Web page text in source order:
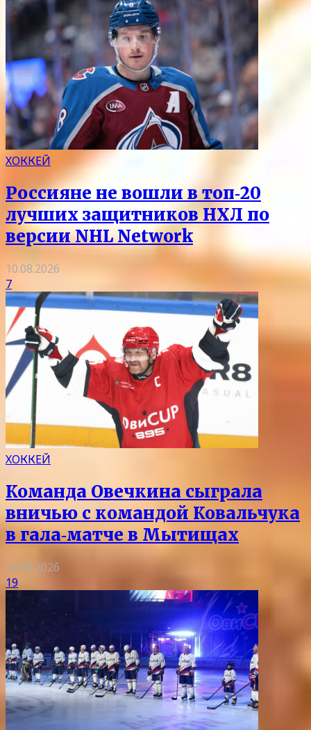
ХОККЕЙ
Россияне не вошли в топ‑20
лучших защитников НХЛ по
версии NHL Network
10.08.2026
7
ХОККЕЙ
Команда Овечкина сыграла
вничью с командой Ковальчука
в гала‑матче в Мытищах
10.08.2026
19